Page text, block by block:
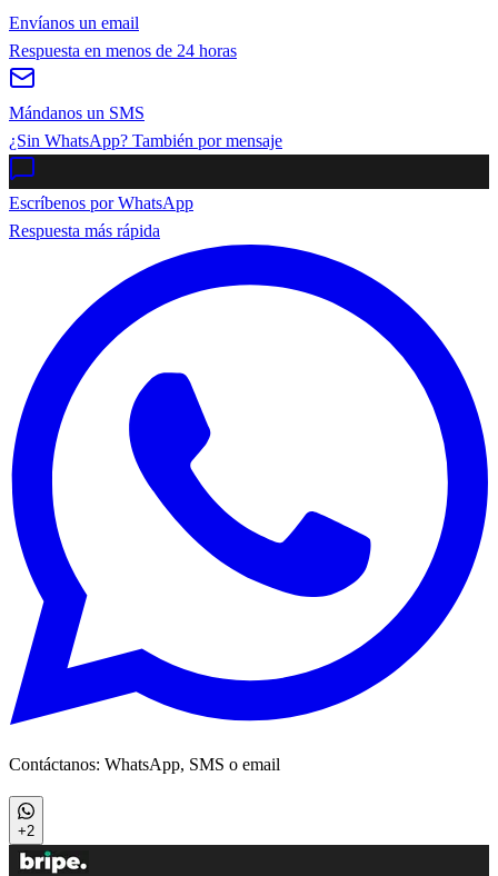
Envíanos un email
Respuesta en menos de 24 horas
Mándanos un SMS
¿Sin WhatsApp? También por mensaje
Escríbenos por WhatsApp
Respuesta más rápida
Contáctanos: WhatsApp, SMS o email
+2